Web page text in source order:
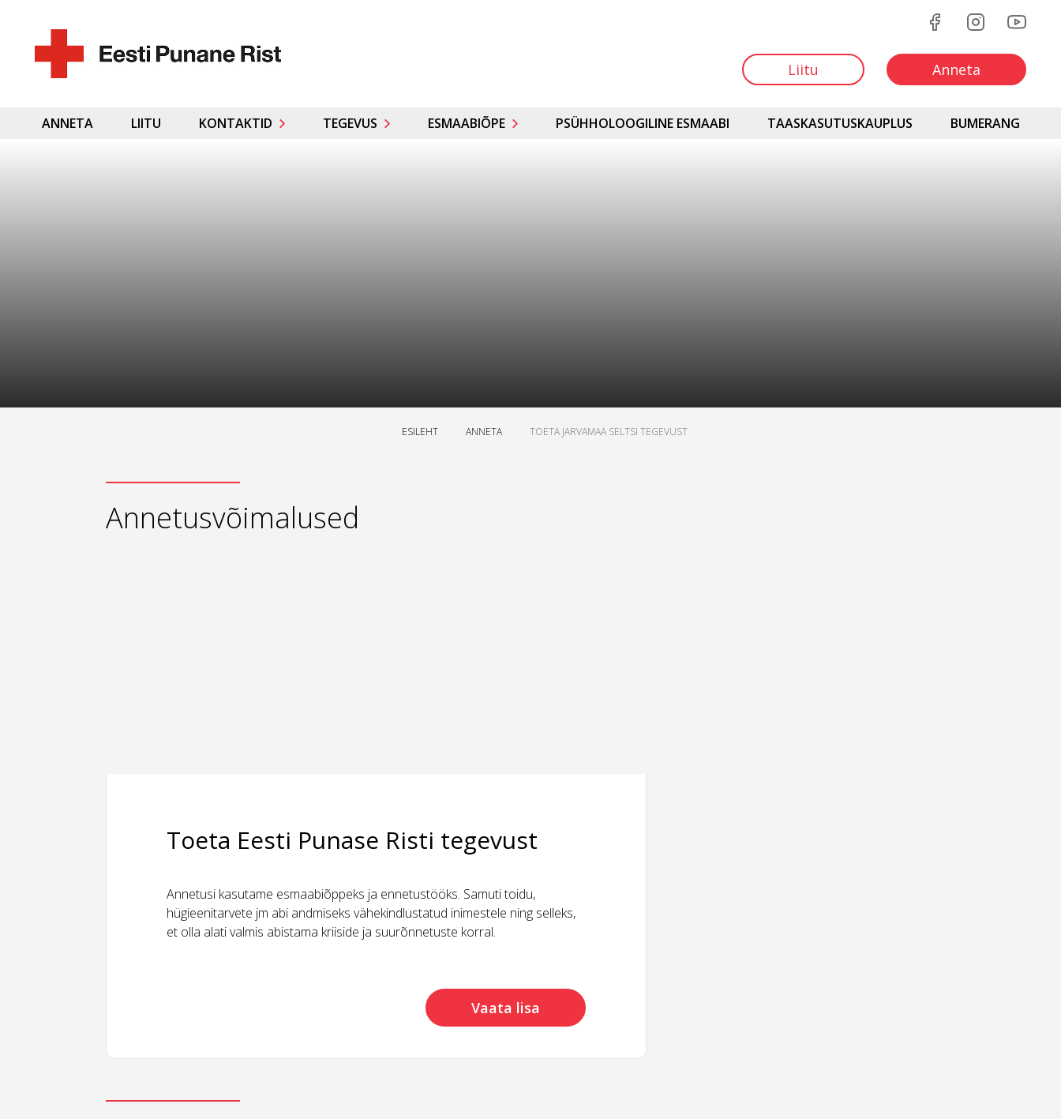
Liitu Anneta
ANNETA LIITU KONTAKTID TEGEVUS ESMAABIÕPE PSÜHHOLOOGILINE ESMAABI TAASKASUTUSKAUPLUS BUMERANG
ESILEHT ANNETA TOETA JARVAMAA SELTSI TEGEVUST
Annetusvõimalused
Toeta Eesti Punase Risti tegevust
Annetusi kasutame esmaabiõppeks ja ennetustööks. Samuti toidu,
hügieenitarvete jm abi andmiseks vähekindlustatud inimestele ning selleks,
et olla alati valmis abistama kriiside ja suurõnnetuste korral.
Vaata lisa